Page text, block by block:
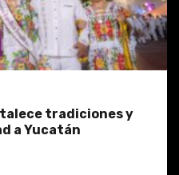
tradiciones y
a Yucatán